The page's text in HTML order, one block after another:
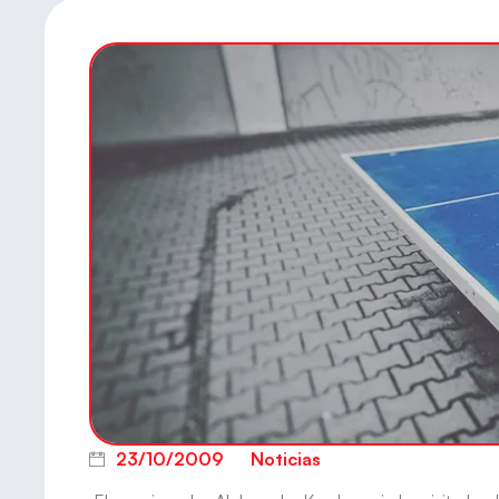
23/10/2009
Noticias